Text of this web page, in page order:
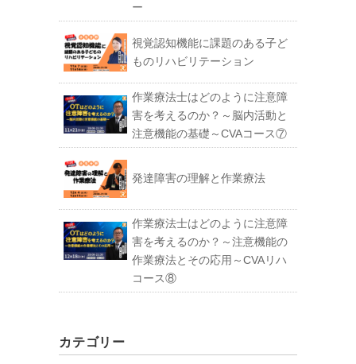
ー
視覚認知機能に課題のある子ど
ものリハビリテーション
作業療法士はどのように注意障
害を考えるのか？～脳内活動と
注意機能の基礎～CVAコース⑦
発達障害の理解と作業療法
作業療法士はどのように注意障
害を考えるのか？～注意機能の
作業療法とその応用～CVAリハ
コース⑧
カテゴリー